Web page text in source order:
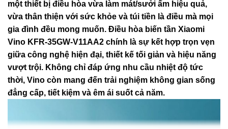
một thiết bị điều hòa vừa làm mát/sưởi ấm hiệu quả,
vừa thân thiện với sức khỏe và túi tiền là điều mà mọi
gia đình đều mong muốn. Điều hòa biến tần Xiaomi
Vino KFR-35GW-V11AA2 chính là sự kết hợp trọn vẹn
giữa công nghệ hiện đại, thiết kế tối giản và hiệu năng
vượt trội. Không chỉ đáp ứng nhu cầu nhiệt độ tức
thời, Vino còn mang đến trải nghiệm không gian sống
đẳng cấp, tiết kiệm và êm ái suốt cả năm.